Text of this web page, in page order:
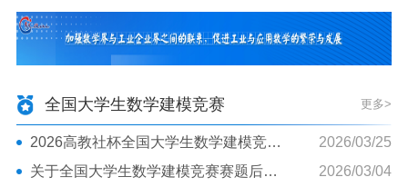
全国大学生数学建模竞赛 更多>
2026高教社杯全国大学生数学建模竞赛第一次通知
2026/03/25
关于全国大学生数学建模竞赛赛题后续研究2026年优秀成果申请工作的通告
2026/03/04